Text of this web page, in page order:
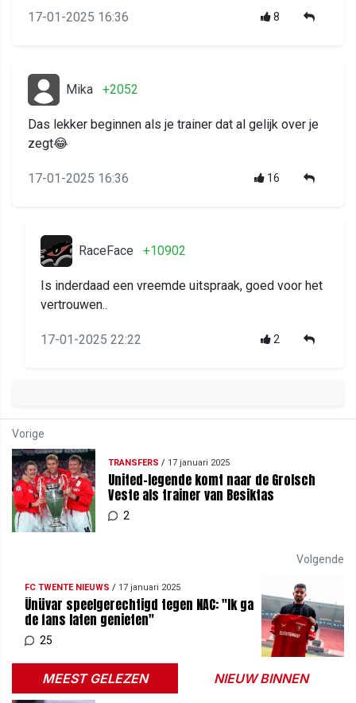
17-01-2025 16:36 8
Mika +2052
Das lekker beginnen als je trainer dat al gelijk over je
zegt😂
17-01-2025 16:36 16
RaceFace +10902
Is inderdaad een vreemde uitspraak, goed voor het
vertrouwen..
17-01-2025 22:22 2
Vorige
TRANSFERS / 17 januari 2025
United-legende komt naar de Grolsch
Veste als trainer van Besiktas
2
Volgende
FC TWENTE NIEUWS / 17 januari 2025
Ünüvar speelgerechtigd tegen NAC: "Ik ga
de fans laten genieten"
25
MEEST GELEZEN NIEUW BINNEN